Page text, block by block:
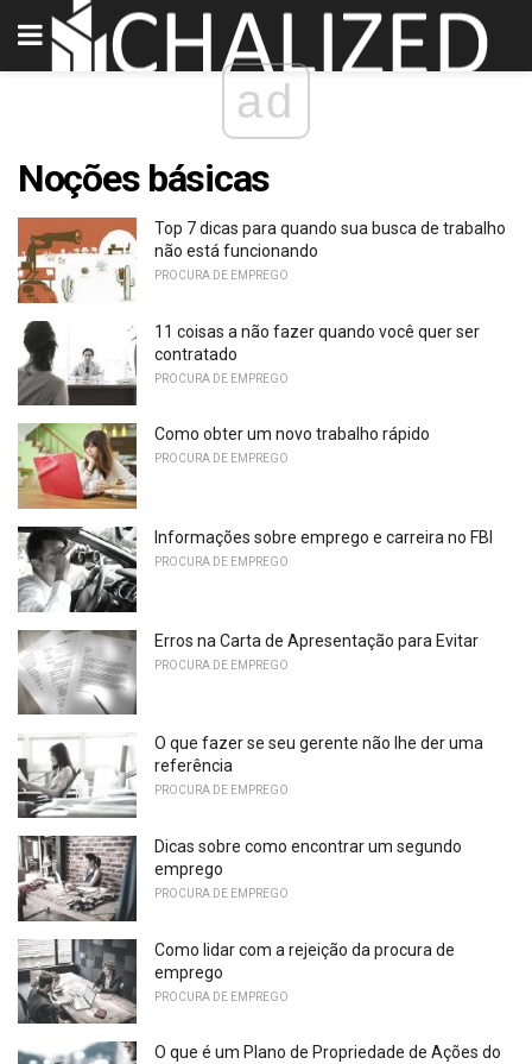
ad
Noções básicas
Top 7 dicas para quando sua busca de trabalho
não está funcionando
PROCURA DE EMPREGO
11 coisas a não fazer quando você quer ser
contratado
PROCURA DE EMPREGO
Como obter um novo trabalho rápido
PROCURA DE EMPREGO
Informações sobre emprego e carreira no FBI
PROCURA DE EMPREGO
Erros na Carta de Apresentação para Evitar
PROCURA DE EMPREGO
O que fazer se seu gerente não lhe der uma
referência
PROCURA DE EMPREGO
Dicas sobre como encontrar um segundo
emprego
PROCURA DE EMPREGO
Como lidar com a rejeição da procura de
emprego
PROCURA DE EMPREGO
O que é um Plano de Propriedade de Ações do